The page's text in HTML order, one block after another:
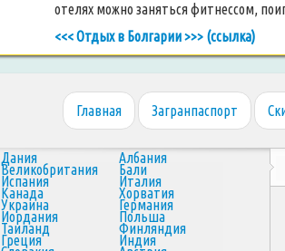
отелях можно заняться фитнессом,
<<< Отдых в Болгарии >>> (ссылка)
Главная Загранпаспорт
Дания Албания
Великобритания Бали
Испания Италия
Канада Хорватия
Украина Германия
Иордания Польша
Таиланд Финляндия
Греция Индия